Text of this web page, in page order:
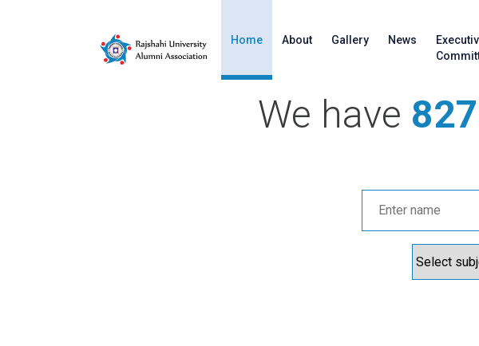
Home About Gallery News
We have